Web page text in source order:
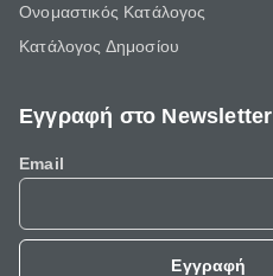
Ονομαστικός Κατάλογος
Κατάλογος Δημοσίου
Εγγραφή στο Newsletter
Email
Εγγραφή